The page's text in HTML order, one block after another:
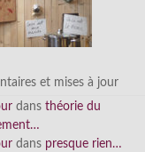
et mises à jour
dans théorie du
dans presque rien…